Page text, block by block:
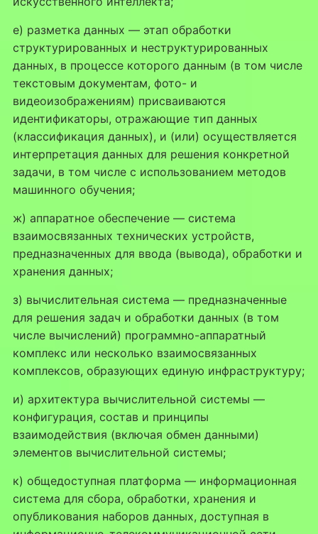
е) разметка данных — этап обработки
структурированных и неструктурированных
данных, в процессе которого данным (в том числе
текстовым документам, фото- и
видеоизображениям) присваиваются
идентификаторы, отражающие тип данных
(классификация данных), и (или) осуществляется
интерпретация данных для решения конкретной
задачи, в том числе с использованием методов
машинного обучения;
ж) аппаратное обеспечение — система
взаимосвязанных технических устройств,
предназначенных для ввода (вывода), обработки и
хранения данных;
з) вычислительная система — предназначенные
для решения задач и обработки данных (в том
числе вычислений) программно-аппаратный
комплекс или несколько взаимосвязанных
комплексов, образующих единую инфраструктуру;
и) архитектура вычислительной системы —
конфигурация, состав и принципы
взаимодействия (включая обмен данными)
элементов вычислительной системы;
к) общедоступная платформа — информационная
система для сбора, обработки, хранения и
опубликования наборов данных, доступная в